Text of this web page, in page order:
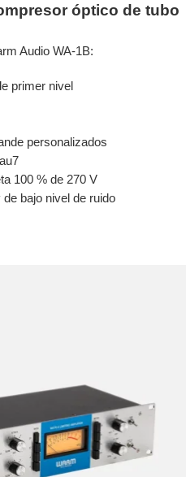
óptico de tubo
Audio WA-1B:
primer nivel
personalizados
100 % de 270 V
bajo nivel de ruido